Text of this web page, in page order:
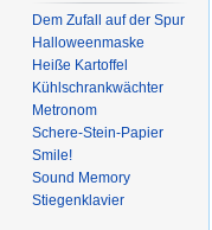
Dem Zufall auf der Spur
Halloweenmaske
Heiße Kartoffel
Kühlschrankwächter
Metronom
Schere-Stein-Papier
Smile!
Sound Memory
Stiegenklavier